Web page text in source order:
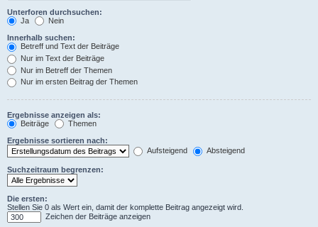
Unterforen durchsuchen:
Ja
Nein
Innerhalb suchen:
Betreff und Text der Beiträge
Nur im Text der Beiträge
Nur im Betreff der Themen
Nur im ersten Beitrag der Themen
Ergebnisse anzeigen als:
Beiträge
Themen
Ergebnisse sortieren nach:
Aufsteigend
Absteigend
Suchzeitraum begrenzen:
Die ersten:
Stellen Sie 0 als Wert ein, damit der komplette Beitrag angezeigt wird.
Zeichen der Beiträge anzeigen